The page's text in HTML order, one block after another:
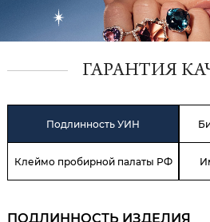
ГАРАНТИЯ
Подлинность УИН
Клеймо пробирной палаты РФ
ПОДЛИННОСТЬ ИЗДЕЛИЯ